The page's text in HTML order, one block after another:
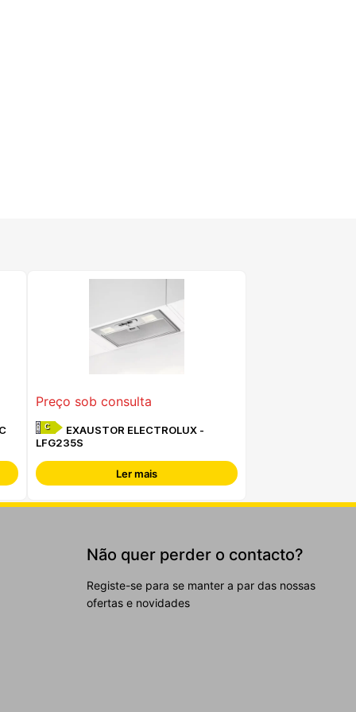
Preço sob consulta
C
EXAUSTOR ELECTROLUX -
LFG235S
Ler mais
Não quer perder o contacto?
Registe-se para se manter a par das nossas
ofertas e novidades